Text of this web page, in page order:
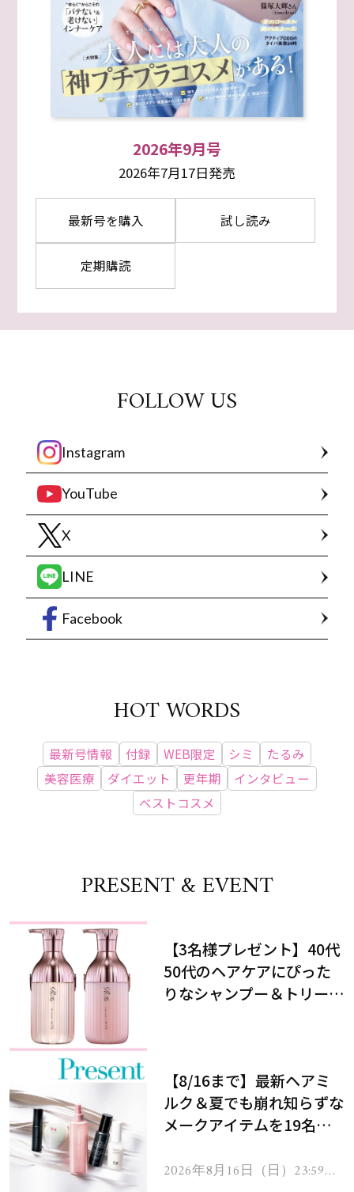
2026年9月号
2026年7月17日発売
最新号を購入 試し読み
定期購読
FOLLOW US
Instagram
YouTube
X
LINE
Facebook
HOT WORDS
最新号情報 付録 WEB限定 シミ
たるみ
美容医療
ダイエット 更年期
インタビュー
ベストコスメ
PRESENT & EVENT
【3名様プレゼント】40代
50代のヘアケアにぴった
りなシャンプー＆トリート
【8/16まで】最新ヘアミ
ルク＆夏でも崩れ知らずな
メークアイテムを19名様
2026年8月16日（日）23:59ま